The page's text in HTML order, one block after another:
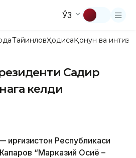
ЎЗ
ТайинловҲодисаҚонун ва
Садир
келди
Республикаси
“Марказий Осиё –